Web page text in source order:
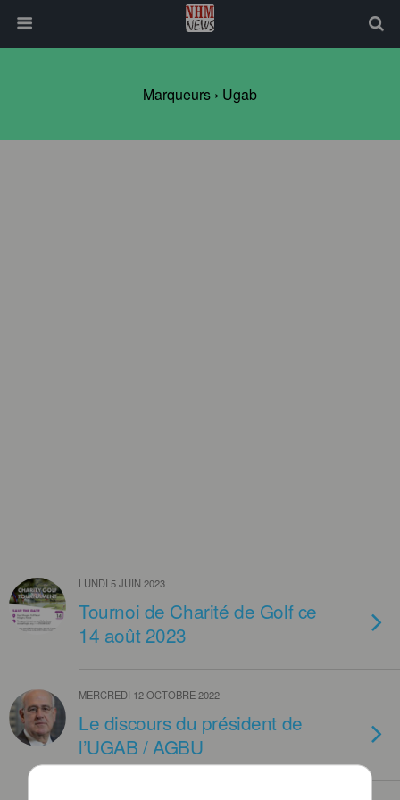
Marqueurs › Ugab
LUNDI 5 JUIN 2023
Tournoi de Charité de Golf ce
14 août 2023
MERCREDI 12 OCTOBRE 2022
Le discours du président de
l’UGAB / AGBU